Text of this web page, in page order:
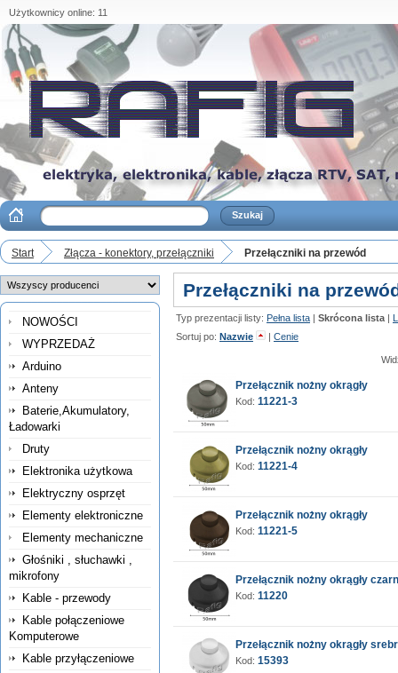
Użytkownicy online: 11
Start Złącza - konektory, przełączniki Przełączniki na przewód
NOWOŚCI
WYPRZEDAŻ
Arduino
Anteny
Baterie,Akumulatory,
Ładowarki
Druty
Elektronika użytkowa
Elektryczny osprzęt
Elementy elektroniczne
Elementy mechaniczne
Głośniki , słuchawki ,
mikrofony
Kable - przewody
Kable połączeniowe
Komputerowe
Kable przyłączeniowe
Przełączniki na
Typ prezentacji listy: Pełna lista | Skrócona lista |
Sortuj po: Nazwie | Cenie
Przełącznik nożny okrągły
Kod: 11221-3
Przełącznik nożny okrągły
Kod: 11221-4
Przełącznik nożny okrągły
Kod: 11221-5
Przełącznik nożny okrągły
Kod: 11220
Przełącznik nożny okrągły
Kod: 15393